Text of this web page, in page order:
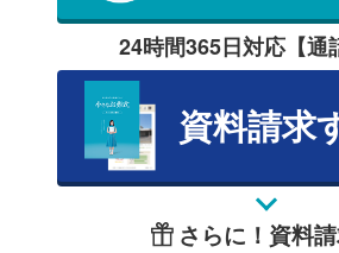
24時間365日対応【通
資料請求
さらに！資料